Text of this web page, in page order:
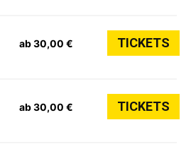
ab 30,00 € TICKETS
ab 30,00 € TICKETS